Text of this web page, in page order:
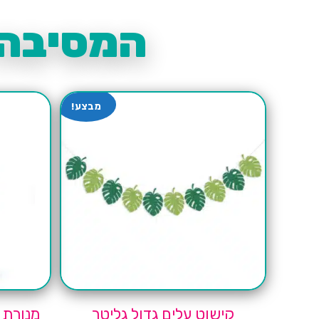
מבצע!
קישוט עלים גדול גליטר